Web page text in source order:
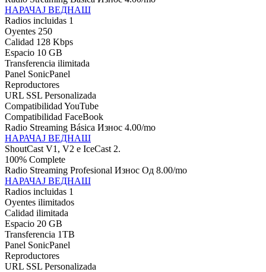
НАРАЧАЈ ВЕДНАШ
Radios incluidas 1
Oyentes 250
Calidad 128 Kbps
Espacio 10 GB
Transferencia ilimitada
Panel SonicPanel
Reproductores
URL SSL Personalizada
Compatibilidad YouTube
Compatibilidad FaceBook
Radio Streaming Básica Износ 4.00/mo
НАРАЧАЈ ВЕДНАШ
ShoutCast V1, V2 e IceCast 2.
100% Complete
Radio Streaming Profesional Износ Од 8.00/mo
НАРАЧАЈ ВЕДНАШ
Radios incluidas 1
Oyentes ilimitados
Calidad ilimitada
Espacio 20 GB
Transferencia 1TB
Panel SonicPanel
Reproductores
URL SSL Personalizada